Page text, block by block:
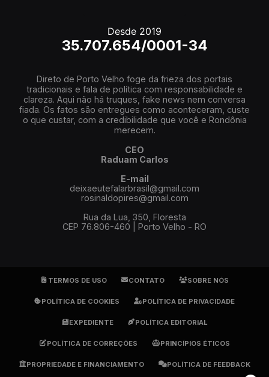
Desde 2019
35.707.654/0001-34
Direto de Porto Velho foge da frieza dos portais
tradicionais e fala de política com responsabilidade e
clareza. Aqui não há truques, fake news nem conversa
fiada. Os fatos são entregues como aconteceram, custe
o que custar, com a credibilidade que você e Rondônia
merecem.
CEO
Raduam Carlos
E-mail
deixaeutefalarbrasil@gmail.com
rosinaldopires@gmail.com
Rua da Lua, 350, Floresta
CEP 76.806-460 | Porto Velho - RO
TERMOS DE USO CONTATO SOBRE NÓS
POLÍTICA DE COOKIES POLÍTICA DE PRIVACIDADE
EXPEDIENTE POLÍTICA EDITORIAL
POLÍTICA DE CORREÇÕES PRINCÍPIOS ÉTICOS
PROPRIEDADE E FINANCIAMENTO POLÍTICA DE FEEDBACK